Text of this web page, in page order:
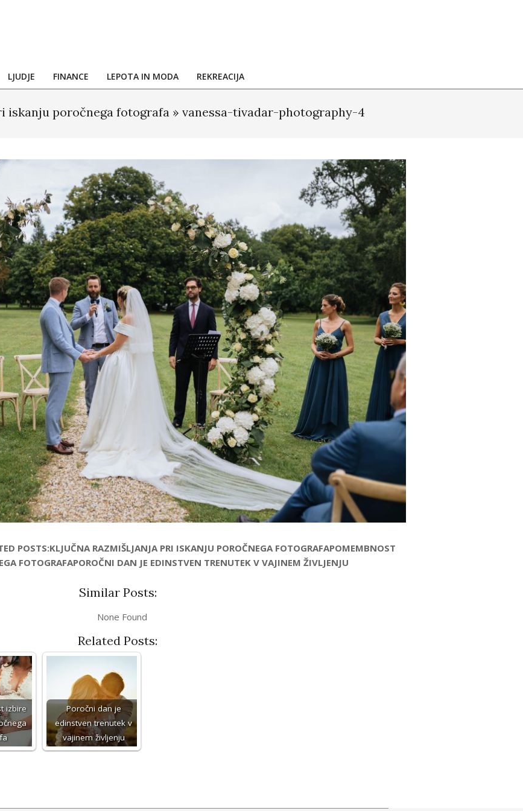
LJUDJE FINANCE LEPOTA IN MODA REKREACIJA
iskanju poročnega fotografa » vanessa-tivadar-photography-4
POSTS:KLJUČNA RAZMIŠLJANJA PRI ISKANJU POROČNEGA FOTOGRAFAPOMEMBNOST
FOTOGRAFAPOROČNI DAN JE EDINSTVEN TRENUTEK V VAJINEM ŽIVLJENJU
Similar Posts:
None Found
Related Posts:
izbire
Poročni dan je
edinstven trenutek v
vajinem življenju